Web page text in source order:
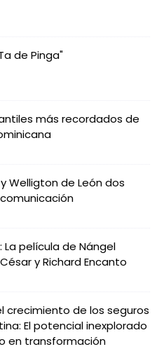
de Pinga"
más recordados de
Welligton de León dos
La película de Nángel
y Richard Encanto
crecimiento de los seguros
El potencial inexplorado
en transformación